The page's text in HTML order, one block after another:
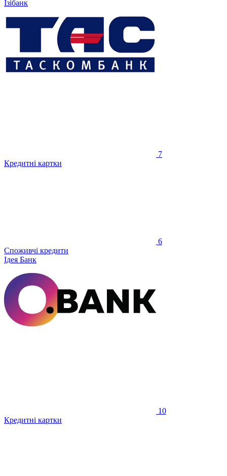
Ізібанк
7
Кредитні картки
6
Споживчі кредити
Ідея Банк
10
Кредитні картки